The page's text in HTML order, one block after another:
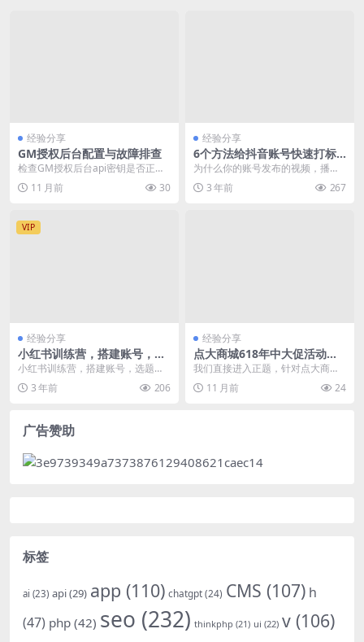
经验分享
GM授权后台配置与故障排查
检查GM授权后台api密钥是否正确
配置，并处理常见的授权错误。 确
认API密钥的...
11 月前 30
经验分享
6个方法给抖音账号快速打标
签
为什么你的账号发布的视频，播放
只有几十、几百、一两千，而别人
的动不动就是几十万上...
3 年前 267
VIP
经验分享
小红书训练营，搭建账号，选
题对标，涨粉变现，看透本质
小红书训练营，搭建账号，选题对
标，涨粉变现，看透本质 课程目
录： 第一课.看透小...
3 年前 206
经验分享
点大商城618年中大促活动攻
略网站源码SEO优化配置
我们直接进入正题，针对点大商城6
18年中大促活动，如何进行网站源
码层面的SEO优...
11 月前 24
广告赞助
标签
ai (23) api(29) app (110) chatgpt(24) CMS (107) h
(47) php (42) seo (232) thinkphp (21) ui (22) v (106)